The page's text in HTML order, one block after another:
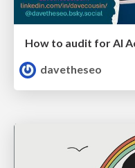
davetheseo